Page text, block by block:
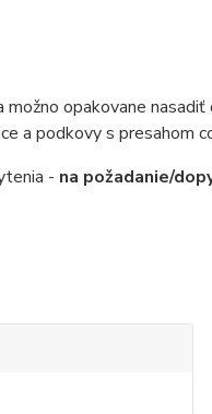
opakovane nasadiť
a podkovy s presahom
- na požadanie/